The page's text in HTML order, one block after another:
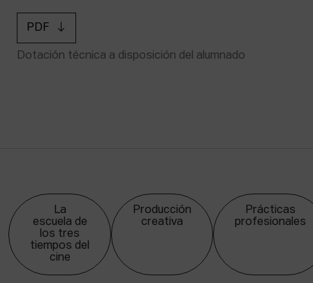
PDF
Dotación técnica a disposición del alumnado
La
escuela de
los tres
tiempos del
cine
Producción
creativa
Prácticas
profesionales